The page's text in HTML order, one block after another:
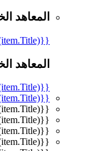
المعاهد
{{mmc.getCurrentTranslation(item.Title)}}
المعاهد
{{mmc.getCurrentTranslation(item.Title)}}
{{mmc.getCurrentTranslation(item.Title)}}
{{mmc.getCurrentTranslation(item.Title)}}
{{mmc.getCurrentTranslation(item.Title)}}
{{mmc.getCurrentTranslation(item.Title)}}
{{mmc.getCurrentTranslation(item.Title)}}